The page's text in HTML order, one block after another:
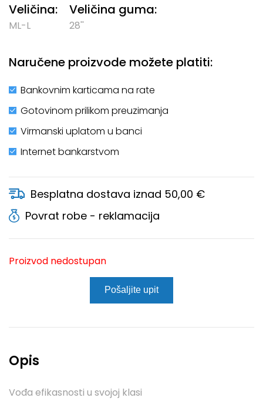
Veličina:
ML-L
Veličina guma:
28''
Naručene proizvode možete platiti:
Bankovnim karticama na rate
Gotovinom prilikom preuzimanja
Virmanski uplatom u banci
Internet bankarstvom
Besplatna dostava iznad 50,00 €
Povrat robe - reklamacija
Proizvod nedostupan
Pošaljite upit
Opis
Vođa efikasnosti u svojoj klasi